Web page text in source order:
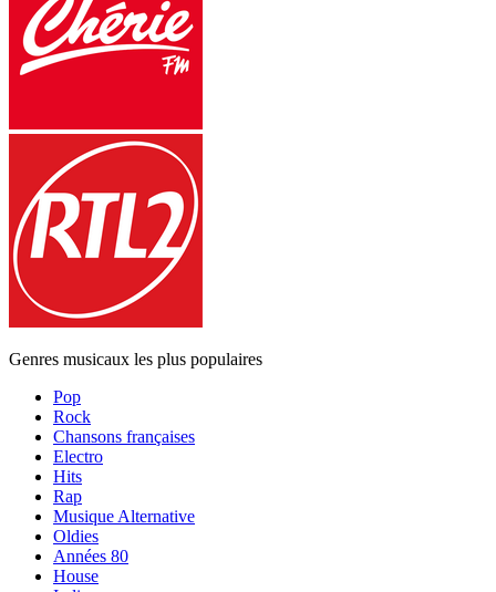
Genres musicaux les plus populaires
Pop
Rock
Chansons françaises
Electro
Hits
Rap
Musique Alternative
Oldies
Années 80
House